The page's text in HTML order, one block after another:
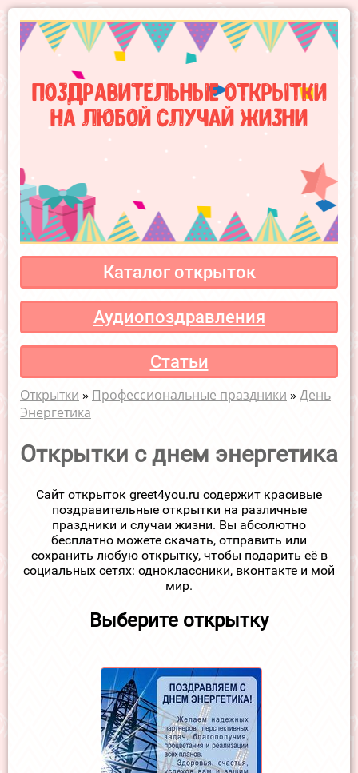
Поздравительные открытки
на любой случай жизни
Каталог открыток
Аудиопоздравления
Статьи
Открытки » Профессиональные праздники » День
Энергетика
Открытки с днем энергетика
Сайт открыток greet4you.ru содержит красивые
поздравительные открытки на различные
праздники и случаи жизни. Вы абсолютно
бесплатно можете скачать, отправить или
сохранить любую открытку, чтобы подарить её в
социальных сетях: одноклассники, вконтакте и мой
мир.
Выберите открытку